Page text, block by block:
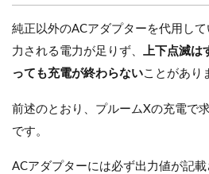
純正以外のACアダプターを代用し
力される電力が足りず、 上下点滅は
っても充電が終わらないことがあり
前述のとおり、プルームXの充電で
です。
ACアダプターには必ず出力値が記